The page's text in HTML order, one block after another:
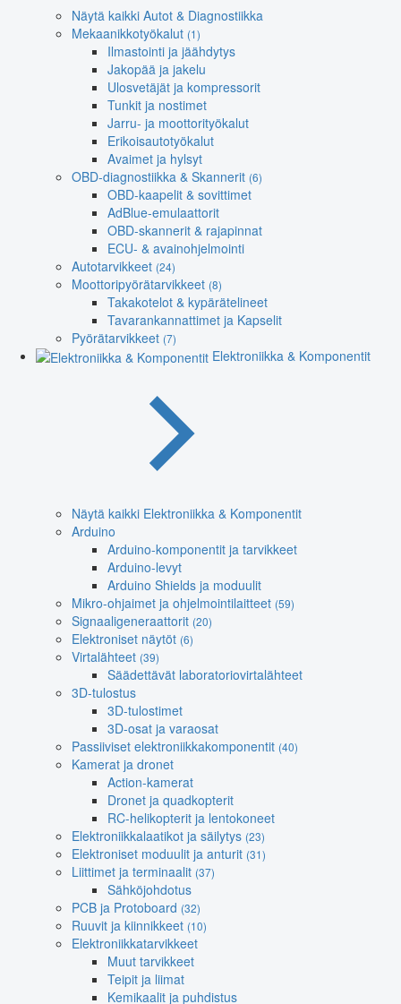
Näytä kaikki Autot & Diagnostiikka
Mekaanikkotyökalut (1)
Ilmastointi ja jäähdytys
Jakopää ja jakelu
Ulosvetäjät ja kompressorit
Tunkit ja nostimet
Jarru- ja moottorityökalut
Erikoisautotyökalut
Avaimet ja hylsyt
OBD-diagnostiikka & Skannerit (6)
OBD-kaapelit & sovittimet
AdBlue-emulaattorit
OBD-skannerit & rajapinnat
ECU- & avainohjelmointi
Autotarvikkeet (24)
Moottoripyörätarvikkeet (8)
Takakotelot & kypärätelineet
Tavarankannattimet ja Kapselit
Pyörätarvikkeet (7)
Elektroniikka & Komponentit
Näytä kaikki Elektroniikka & Komponentit
Arduino
Arduino-komponentit ja tarvikkeet
Arduino-levyt
Arduino Shields ja moduulit
Mikro-ohjaimet ja ohjelmointilaitteet (59)
Signaaligeneraattorit (20)
Elektroniset näytöt (6)
Virtalähteet (39)
Säädettävät laboratoriovirtalähteet
3D-tulostus
3D-tulostimet
3D-osat ja varaosat
Passiiviset elektroniikkakomponentit (40)
Kamerat ja dronet
Action-kamerat
Dronet ja quadkopterit
RC-helikopterit ja lentokoneet
Elektroniikkalaatikot ja säilytys (23)
Elektroniset moduulit ja anturit (31)
Liittimet ja terminaalit (37)
Sähköjohdotus
PCB ja Protoboard (32)
Ruuvit ja kiinnikkeet (10)
Elektroniikkatarvikkeet
Muut tarvikkeet
Teipit ja liimat
Kemikaalit ja puhdistus